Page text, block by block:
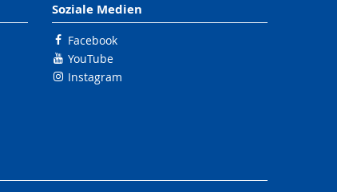
Soziale Medien
Facebook
YouTube
Instagram